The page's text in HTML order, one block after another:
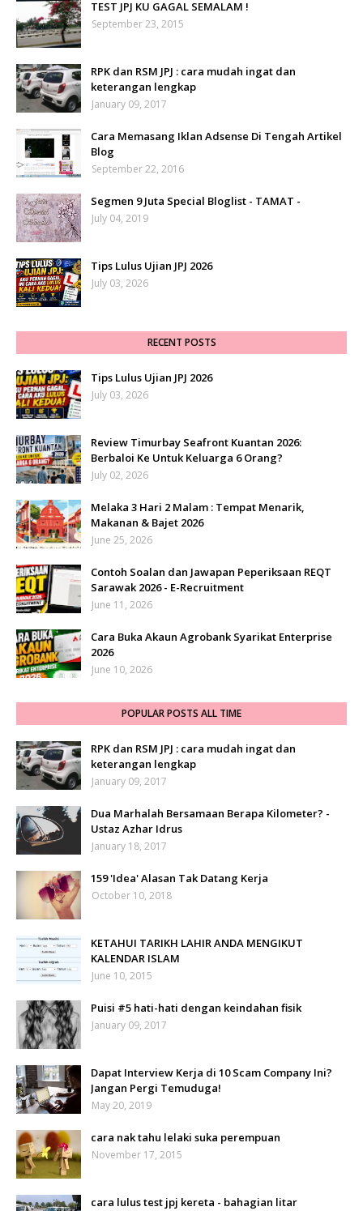
TEST JPJ KU GAGAL SEMALAM !
September 23, 2015
RPK dan RSM JPJ : cara mudah ingat dan
keterangan lengkap
January 09, 2017
Cara Memasang Iklan Adsense Di Tengah Artikel
Blog
September 22, 2016
Segmen 9 Juta Special Bloglist - TAMAT -
July 04, 2019
Tips Lulus Ujian JPJ 2026
July 03, 2026
RECENT POSTS
Tips Lulus Ujian JPJ 2026
July 03, 2026
Review Timurbay Seafront Kuantan 2026:
Berbaloi Ke Untuk Keluarga 6 Orang?
July 02, 2026
Melaka 3 Hari 2 Malam : Tempat Menarik,
Makanan & Bajet 2026
June 25, 2026
Contoh Soalan dan Jawapan Peperiksaan REQT
Sarawak 2026 - E-Recruitment
June 11, 2026
Cara Buka Akaun Agrobank Syarikat Enterprise
2026
June 10, 2026
POPULAR POSTS ALL TIME
RPK dan RSM JPJ : cara mudah ingat dan
keterangan lengkap
January 09, 2017
Dua Marhalah Bersamaan Berapa Kilometer? -
Ustaz Azhar Idrus
January 18, 2017
159 'Idea' Alasan Tak Datang Kerja
October 10, 2018
KETAHUI TARIKH LAHIR ANDA MENGIKUT
KALENDAR ISLAM
June 10, 2015
Puisi #5 hati-hati dengan keindahan fisik
January 09, 2017
Dapat Interview Kerja di 10 Scam Company Ini?
Jangan Pergi Temuduga!
May 20, 2019
cara nak tahu lelaki suka perempuan
November 17, 2015
cara lulus test jpj kereta - bahagian litar